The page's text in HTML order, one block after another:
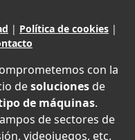
| Política de cookies |
con la
desoluciones de
de máquinas.
de sectores de
videojuegos, etc.